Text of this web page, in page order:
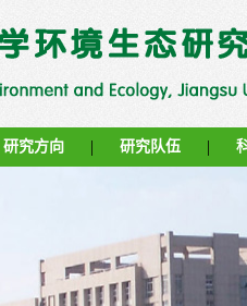
研究方向 | 研究队伍 |